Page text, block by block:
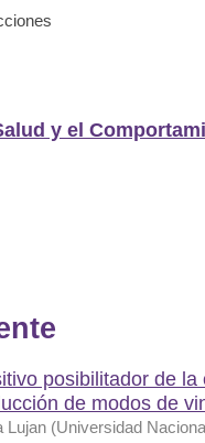
y el
posibilitador de
de modos de
Lujan (Universidad